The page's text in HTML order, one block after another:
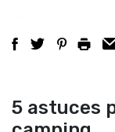
5 astuces